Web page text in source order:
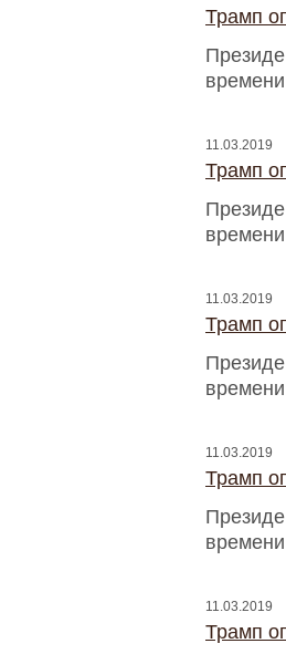
Трамп
времени
11.03.2019
Трамп
времени
11.03.2019
Трамп
времени
11.03.2019
Трамп
времени
11.03.2019
Трамп